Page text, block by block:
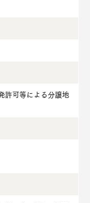
許可等による分譲地